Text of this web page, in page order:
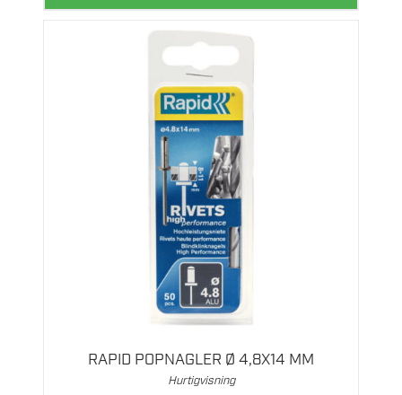
RAPID POPNAGLER Ø 4,8X14 MM
Hurtigvisning